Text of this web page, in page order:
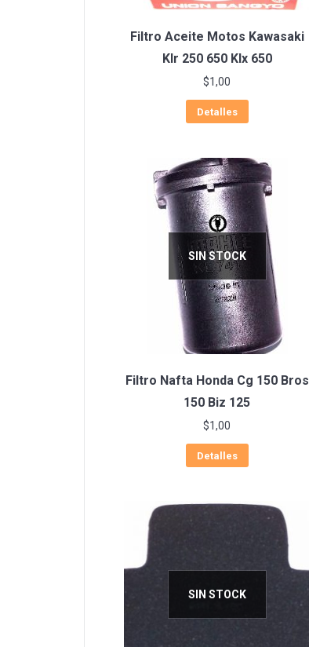
Filtro Aceite Motos Kawasaki
Klr 250 650 Klx 650
$1,00
Detalles
SIN STOCK
Filtro Nafta Honda Cg 150 Bros
150 Biz 125
$1,00
Detalles
SIN STOCK